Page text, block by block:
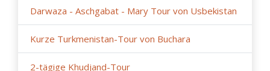
Darwaza - Aschgabat - Mary Tour von Usbekistan
Kurze Turkmenistan-Tour von Buchara
2-tägige Khudjand-Tour